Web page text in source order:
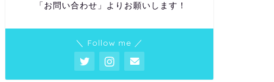
「お問い合わせ」よりお願いします！
＼ Follow me ／